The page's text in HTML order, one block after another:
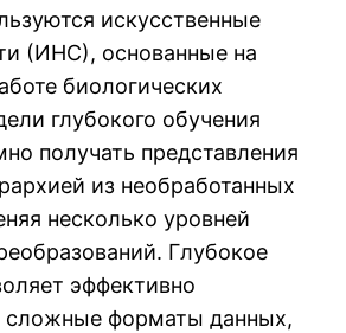
искусственные
(ИНС), основанные на
биологических
глубокого обучения
получать представления
из необработанных
несколько уровней
Глубокое
эффективно
сложные форматы данных,